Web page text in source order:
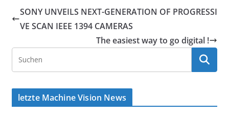
SONY UNVEILS NEXT-GENERATION OF PROGRESSI
VE SCAN IEEE 1394 CAMERAS
The easiest way to go digital !
letzte Machine Vision News